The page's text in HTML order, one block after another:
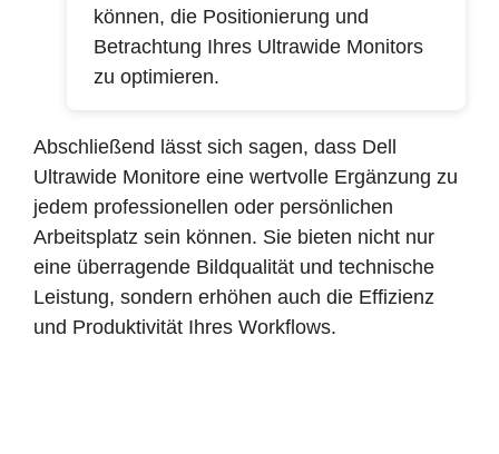
können, die Positionierung und
Betrachtung Ihres Ultrawide Monitors
zu optimieren.
Abschließend lässt sich sagen, dass Dell
Ultrawide Monitore eine wertvolle Ergänzung zu
jedem professionellen oder persönlichen
Arbeitsplatz sein können. Sie bieten nicht nur
eine überragende Bildqualität und technische
Leistung, sondern erhöhen auch die Effizienz
und Produktivität Ihres Workflows.